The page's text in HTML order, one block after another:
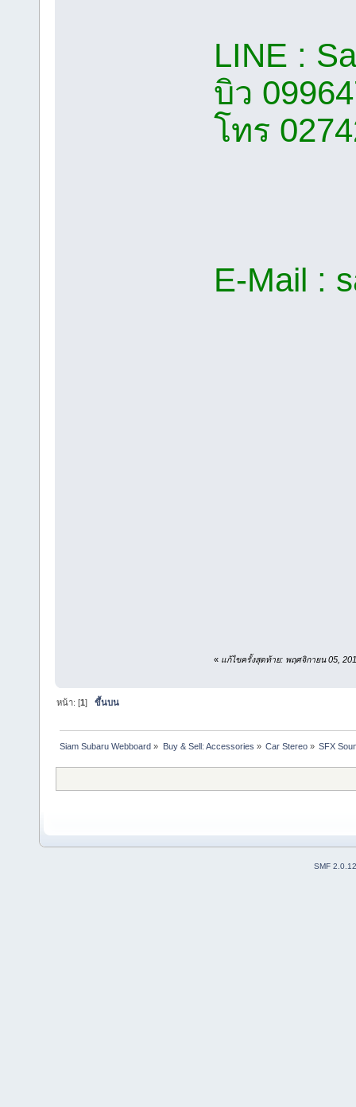
LINE :
บิว
โทร
E-Mail :
« แก้ไขครั้งสุดท้าย: พฤศจิกายน 05,
หน้า: [1]ขึ้นบน
Siam Subaru Webboard » Buy & Sell: Accessories » Car Stereo» SFX
SMF 2.0.12